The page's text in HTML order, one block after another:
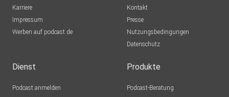
Karriere
Impressum
Werben auf podcast.de
Kontakt
Presse
Nutzungsbedingungen
Datenschutz
Dienst
Podcast anmelden
Produkte
Podcast-Beratung